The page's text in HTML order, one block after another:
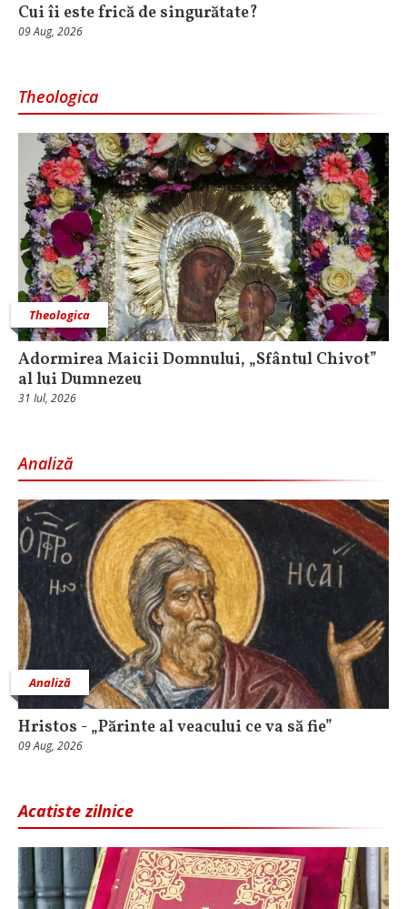
Cui îi este frică de singurătate?
09 Aug, 2026
Theologica
Theologica
Adormirea Maicii Domnului, „Sfântul Chivot”
al lui Dumnezeu
31 Iul, 2026
Analiză
Analiză
Hristos - „Părinte al veacului ce va să fie”
09 Aug, 2026
Acatiste zilnice